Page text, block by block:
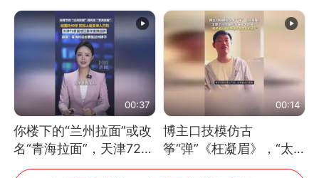
处理
00:37
你楼下的“兰州拉面”或改
名“青海拉面”，天津72家
面馆已集体更换招牌
00:14
博主口技模仿古
筝“弹”《枉凝眉》，“太
像了～你是吃古筝长大的